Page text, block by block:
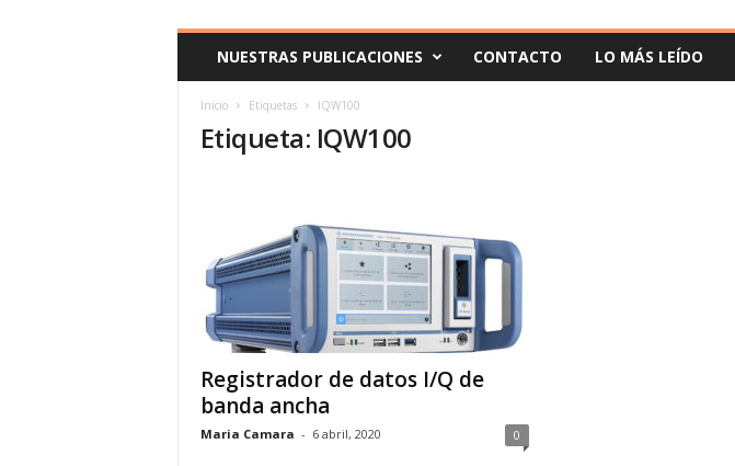
o
NUESTRAS PUBLICACIONES CONTACTO LO MÁS LEÍDO
Inicio Etiquetas IQW100
Etiqueta: IQW100
Registrador de datos I/Q de
banda ancha
Maria Camara - 6 abril, 2020 0